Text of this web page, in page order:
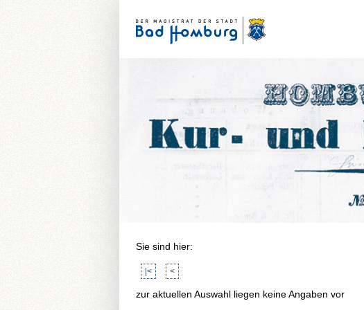
Sie sind hier:
|< <
zur aktuellen Auswahl liegen keine Angaben vor